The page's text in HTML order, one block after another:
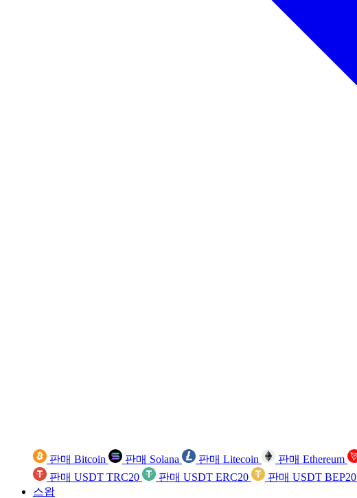
판매 Bitcoin 판매 Solana 판매 Litecoin 판매 Ethereum
판매 USDT TRC20
판매 USDT ERC20 판매 USDT BEP20
스왑